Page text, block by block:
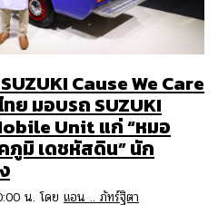
Cause We Care
ย มอบรถ SUZUKI
Unit แก่ “หมอ
มิ เดชหัสดิน” นัก
น. โดย แอน .. ภัทร์ฐิตา